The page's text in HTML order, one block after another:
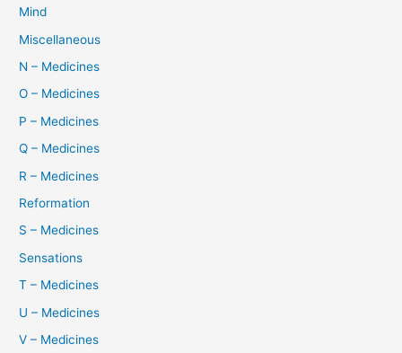
Mind
Miscellaneous
N – Medicines
O – Medicines
P – Medicines
Q – Medicines
R – Medicines
Reformation
S – Medicines
Sensations
T – Medicines
U – Medicines
V – Medicines